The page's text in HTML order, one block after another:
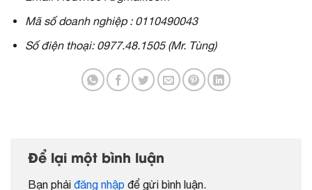
Mã số doanh nghiệp : 0110490043
Số điện thoại: 0977.48.1505 (Mr. Tùng)
Để lại một bình luận
Bạn phải đăng nhập để gửi bình luận.